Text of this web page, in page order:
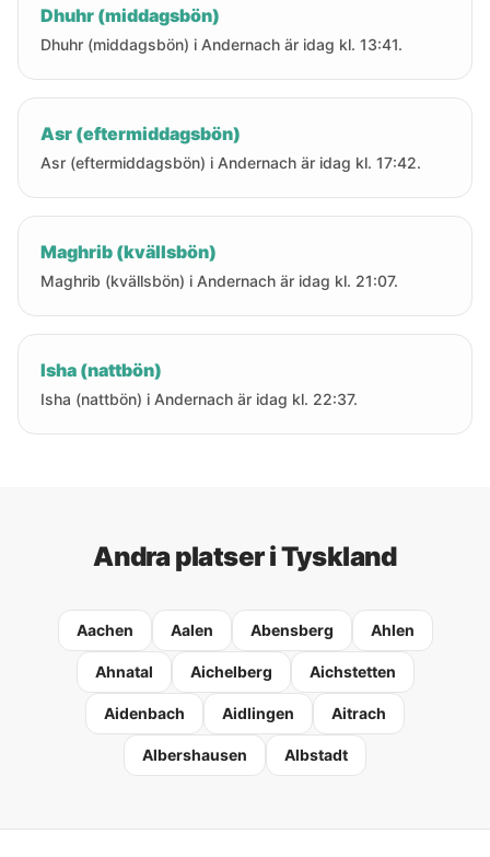
Dhuhr (middagsbön)
Dhuhr (middagsbön) i Andernach är idag kl. 13:41.
Asr (eftermiddagsbön)
Asr (eftermiddagsbön) i Andernach är idag kl. 17:42.
Maghrib (kvällsbön)
Maghrib (kvällsbön) i Andernach är idag kl. 21:07.
Isha (nattbön)
Isha (nattbön) i Andernach är idag kl. 22:37.
Andra platser i Tyskland
Aachen Aalen Abensberg Ahlen
Ahnatal Aichelberg Aichstetten
Aidenbach Aidlingen Aitrach
Albershausen Albstadt